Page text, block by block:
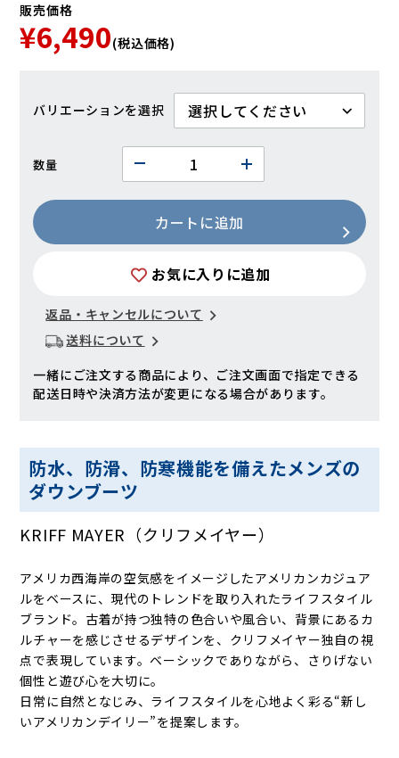
販売価格
¥6,490(税込価格)
バリエーション
数量
カートに追加
お気に入りに追加
返品・キャンセルについて
送料について
一緒にご注文する商品により、ご注文画面で指定できる
配送日時や決済方法が変更になる場合があります。
防水、防滑、防寒機能を備えたメンズの
ダウンブーツ
KRIFF MAYER（クリフメイヤー）
アメリカ西海岸の空気感をイメージしたアメリカンカジュア
ルをベースに、現代のトレンドを取り入れたライフスタイル
ブランド。古着が持つ独特の色合いや風合い、背景にあるカ
ルチャーを感じさせるデザインを、クリフメイヤー独自の視
点で表現しています。ベーシックでありながら、さりげない
個性と遊び心を大切に。
日常に自然となじみ、ライフスタイルを心地よく彩る“新し
いアメリカンデイリー”を提案します。